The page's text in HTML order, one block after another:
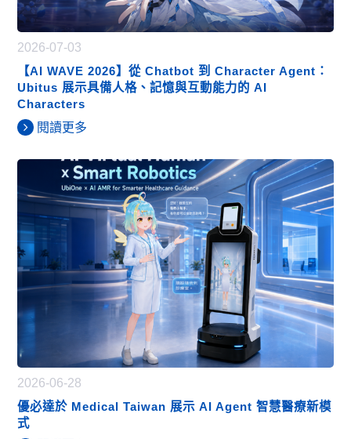
2026-07-03
【AI WAVE 2026】從 Chatbot 到 Character Agent：
Ubitus 展示具備人格、記憶與互動能力的 AI
Characters
閱讀更多
2026-06-28
優必達於 Medical Taiwan 展示 AI Agent 智慧醫療新模
式